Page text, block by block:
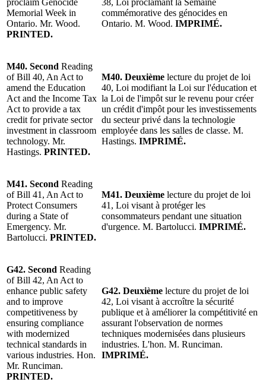
Memorial Week in
Ontario. Mr. Wood.
PRINTED.
commémorative des génocides en
Ontario. M. Wood. IMPRIMÉ.
M40. Second Reading
of Bill 40, An Act to
amend the Education
Act and the Income Tax
Act to provide a tax
credit for private sector
investment in classroom
technology. Mr.
Hastings. PRINTED.
M40. Deuxième lecture du projet de loi
40, Loi modifiant la Loi sur l'éducation et
la Loi de l'impôt sur le revenu pour créer
un crédit d'impôt pour les investissements
du secteur privé dans la technologie
employée dans les salles de classe. M.
Hastings. IMPRIMÉ.
M41. Second Reading
of Bill 41, An Act to
Protect Consumers
during a State of
Emergency. Mr.
Bartolucci. PRINTED.
M41. Deuxième lecture du projet de loi
41, Loi visant à protéger les
consommateurs pendant une situation
d'urgence. M. Bartolucci. IMPRIMÉ.
G42. Second Reading
of Bill 42, An Act to
enhance public safety
and to improve
competitiveness by
ensuring compliance
with modernized
technical standards in
various industries. Hon.
Mr. Runciman.
PRINTED.
G42. Deuxième lecture du projet de loi
42, Loi visant à accroître la sécurité
publique et à améliorer la compétitivité en
assurant l'observation de normes
techniques modernisées dans plusieurs
industries. L'hon. M. Runciman.
IMPRIMÉ.